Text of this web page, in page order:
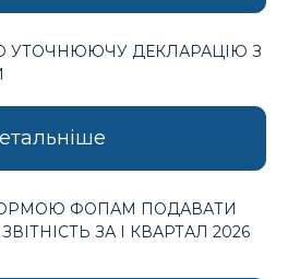
УТОЧНЮЮЧУ ДЕКЛАРАЦІЮ З
ФОПАМ ПОДАВАТИ
ЗА І КВАРТАЛ 2026